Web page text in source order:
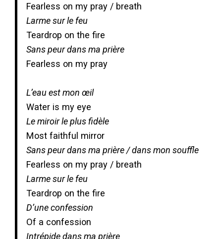
Fearless on my pray / breath
Larme sur le feu
Teardrop on the fire
Sans peur dans ma prière
Fearless on my pray
L’eau est mon œil
Water is my eye
Le miroir le plus fidèle
Most faithful mirror
Sans peur dans ma prière / dans mon souffle
Fearless on my pray / breath
Larme sur le feu
Teardrop on the fire
D’une confession
Of a confession
Intrépide dans ma prière